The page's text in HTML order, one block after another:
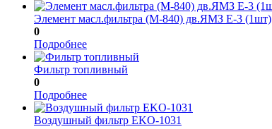
Элемент масл.фильтра (М-840) дв.ЯМЗ Е-3 (1шт)
0
Подробнее
Фильтр топливный
0
Подробнее
Воздушный фильтр EKO-1031